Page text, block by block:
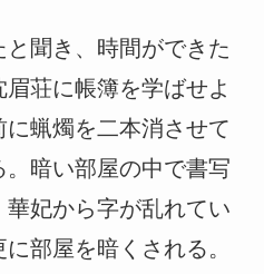
聞き、時間ができた
荘に帳簿を学ばせよ
蝋燭を二本消させて
暗い部屋の中で書写
妃から字が乱れてい
部屋を暗くされる。